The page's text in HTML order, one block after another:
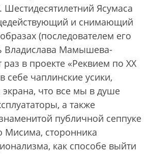
Шестидесятилетний Ясумаса
и снимающий
(последователем его
Владислава Мамышева-
в проекте «Реквием по ХХ
себе чаплинские усики,
экрана, что все мы в душе
а также
публичной сеппуке
Мисима, сторонника
как способе выйти